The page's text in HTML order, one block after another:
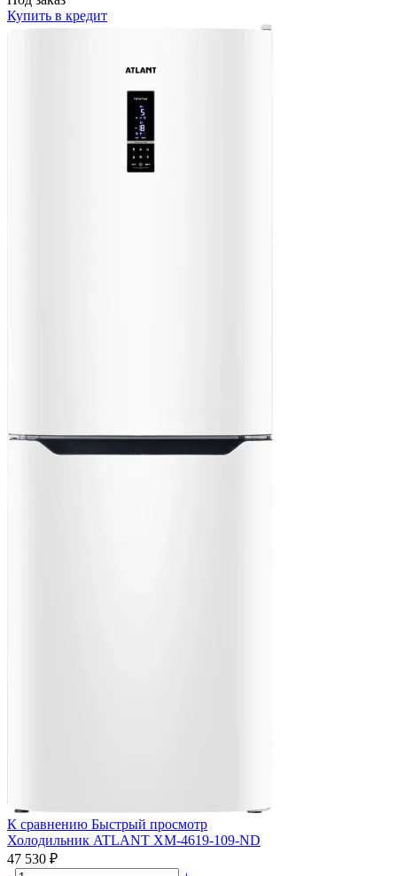
Купить в кредит
К сравнению Быстрый просмотр
Холодильник ATLANT ХМ-4619-109-ND
47 530 ₽